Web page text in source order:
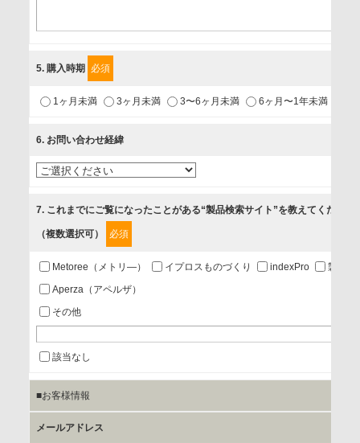
1.当社が取り扱う商品・サービスに関するご案内
2.当社が開催（主催・共催・協賛）するセミナーなど、各種イ
3.お客様の業務内容、及び興味、関心に応じた情報の提供
4.お客様満足度調査等のアンケートの依頼
第三者提供の有無
あり
a.個人情報の提供・利用目的
当該企業/団体のサービス等のご案内及び当該企業/団体からの
情報を提供するため
b.第三者に提供される個人データの項目
5. 購入時期 必須
1ヶ月未満 3ヶ月未満 3〜6ヶ月未満 6ヶ月〜1年未満
6. お問い合わせ経緯
7. これまでにご覧になったことがある“製品検索サイト”を教えてください
（複数選択可） 必須
Metoree（メトリ—） イプロスものづくり indexPro
製品ナ
Aperza（アペルザ）
その他
該当なし
■お客様情報
メールアドレス